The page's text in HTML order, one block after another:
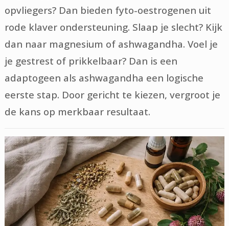
opvliegers? Dan bieden fyto-oestrogenen uit
rode klaver ondersteuning. Slaap je slecht? Kijk
dan naar magnesium of ashwagandha. Voel je
je gestrest of prikkelbaar? Dan is een
adaptogeen als ashwagandha een logische
eerste stap. Door gericht te kiezen, vergroot je
de kans op merkbaar resultaat.